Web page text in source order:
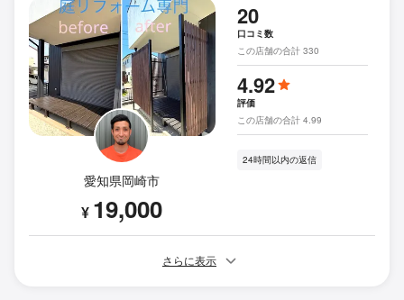
愛知県岡崎市
¥ 19,000
20
口コミ数
この店舗の合計 330
4.92
評価
この店舗の合計 4.99
24時間以内の返信
さらに表示